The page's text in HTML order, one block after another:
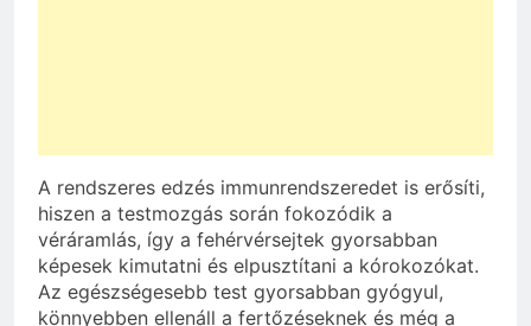
A rendszeres edzés immunrendszeredet is erősíti,
hiszen a testmozgás során fokozódik a
véráramlás, így a fehérvérsejtek gyorsabban
képesek kimutatni és elpusztítani a kórokozókat.
Az egészségesebb test gyorsabban gyógyul,
könnyebben ellenáll a fertőzéseknek és még a